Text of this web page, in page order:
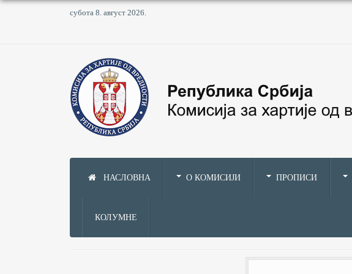
субота 8. август 2026.
НАСЛОВНА О КОМИСИЈИ ПРОПИСИ
КОЛУМНЕ